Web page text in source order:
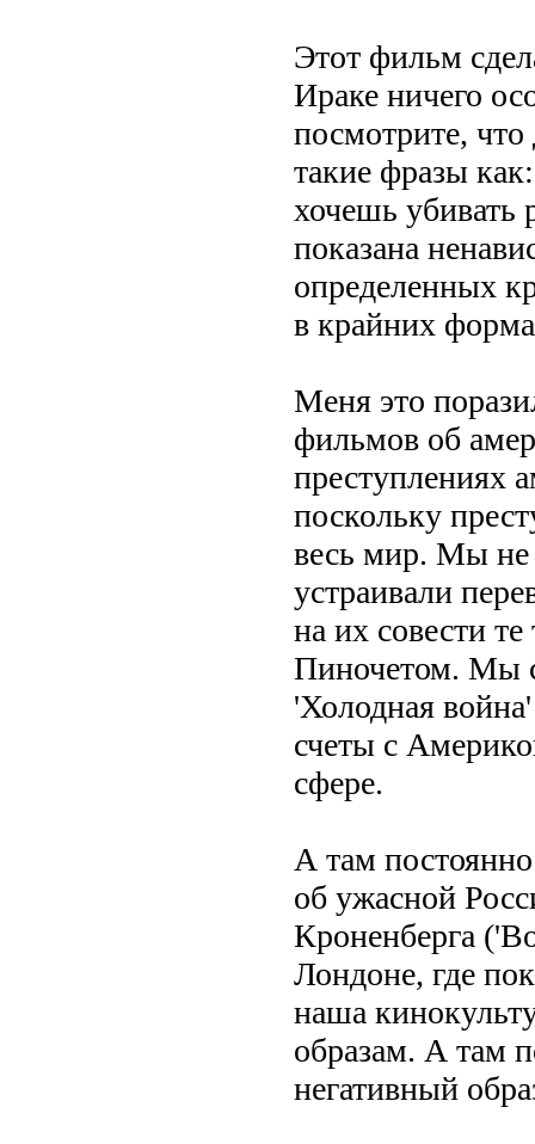
Этот фильм
Ираке ничего
посмотрите,
такие фразы
хочешь убивать
показана
определенных
в крайних
Меня это
фильмов об
преступлениях
поскольку
весь мир. Мы не
устраивали
на их совести
Пиночетом. Мы
'Холодная
счеты с
сфере.
А там
об ужасной
Кроненберга
Лондоне, где
наша
образам. А там
негативный